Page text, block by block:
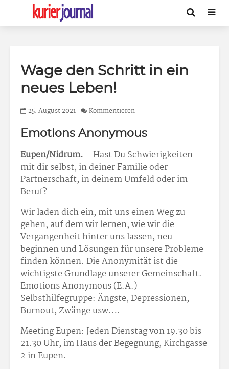
Wage den Schritt in ein
neues Leben!
25. August 2021 Kommentieren
Emotions Anonymous
Eupen/Nidrum. – Hast Du Schwierigkeiten
mit dir selbst, in deiner Familie oder
Partnerschaft, in deinem Umfeld oder im
Beruf?
Wir laden dich ein, mit uns einen Weg zu
gehen, auf dem wir lernen, wie wir die
Vergangenheit hinter uns lassen, neu
beginnen und Lösungen für unsere Probleme
finden können. Die Anonymität ist die
wichtigste Grundlage unserer Gemeinschaft.
Emotions Anonymous (E.A.)
Selbsthilfegruppe: Ängste, Depressionen,
Burnout, Zwänge usw.…
Meeting Eupen: Jeden Dienstag von 19.30 bis
21.30 Uhr, im Haus der Begegnung, Kirchgasse
2 in Eupen.